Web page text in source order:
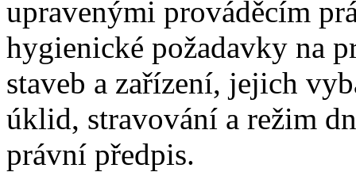
upravenými prováděcím
hygienické požadavky na
staveb a zařízení, jejich
úklid, stravování a režim
právní předpis.